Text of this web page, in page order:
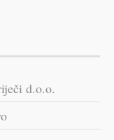
d.o.o.